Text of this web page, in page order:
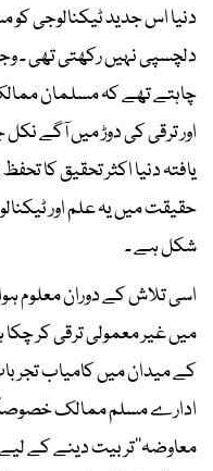
دنیا اس جدید ٹیکنالوجی
دلچسپی نہیں رکھتی تھی ۔
چاہتے تھے کہ مسلمان
اور ترقی کی دوڑ میں آگے
یافتہ دنیا اکثر تحقیق کا
حقیقت میں یہ علم اور
شکل ہے ۔
اسی تلاش کے دوران معلوم
میں غیر معمولی ترقی کر
کے میدان میں کامیاب
ادارے مسلم ممالک خصوصاً
معاوضہ‘‘تربیت دینے کے لیے